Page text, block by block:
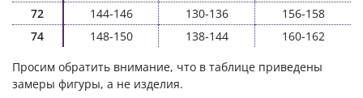
72
144-146 130-136
156-158
74
148-150 138-144
160-162
Просим обратить внимание, что в таблице приведены
замеры фигуры, а не изделия.